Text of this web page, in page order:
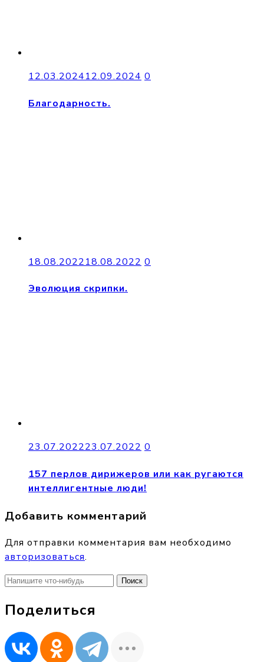
12.03.202412.09.2024 0
Благодарность.
18.08.202218.08.2022 0
Эволюция скрипки.
23.07.202223.07.2022 0
157 перлов дирижеров или как ругаются
интеллигентные люди!
Добавить комментарий
Для отправки комментария вам необходимо
авторизоваться.
Найти:
Поделиться